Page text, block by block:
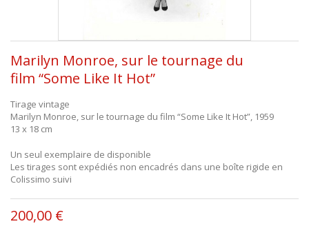
Marilyn Monroe, sur le tournage du
film “Some Like It Hot”
Tirage vintage
Marilyn Monroe, sur le tournage du film “Some Like It Hot”, 1959
13 x 18 cm
Un seul exemplaire de disponible
Les tirages sont expédiés non encadrés dans une boîte rigide en
Colissimo suivi
200,00 €